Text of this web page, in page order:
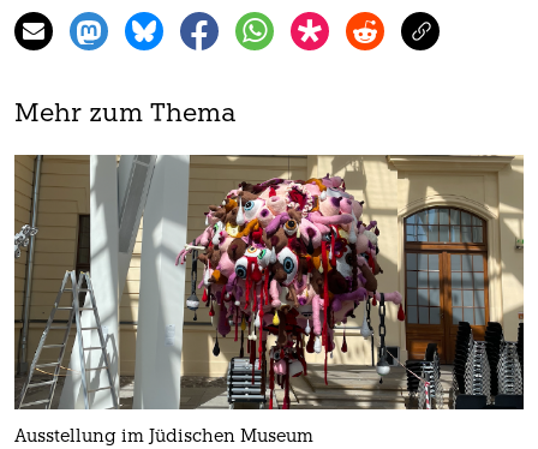
Mehr zum Thema
Ausstellung im Jüdischen Museum